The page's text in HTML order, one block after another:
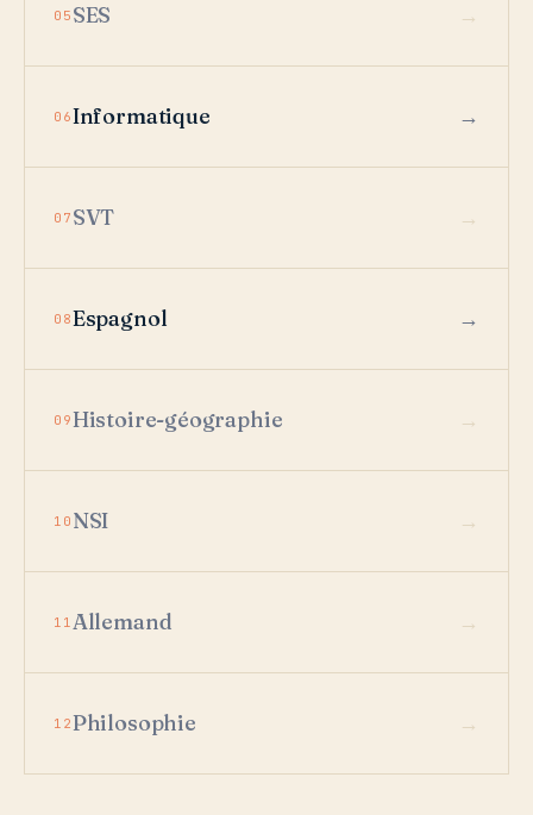
05 SES
06Informatique
07 SVT
08Espagnol
09Histoire-géographie
10 NSI
11Allemand
12Philosophie